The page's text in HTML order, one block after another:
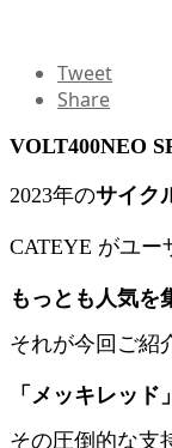
Tweet
Share
VOLT400NEO
2023年のサイク
CATEYE がユー
もっとも人気を
それが今回ご紹
「メッキレッド」
その圧倒的な支